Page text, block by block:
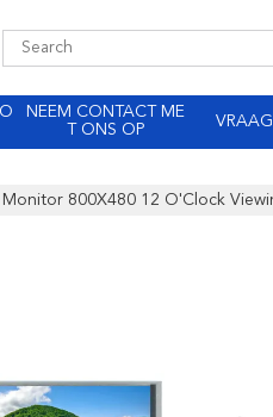
NEEM CONTACT ME
T ONS OP
800X480 12 O'Clock